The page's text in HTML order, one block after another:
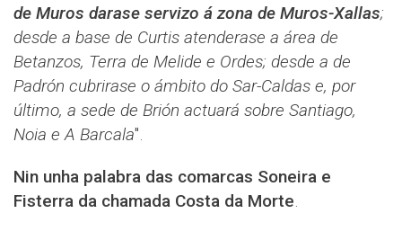
de Muros darase servizo á zona de Muros-Xallas;
desde a base de Curtis atenderase a área de
Betanzos, Terra de Melide e Ordes; desde a de
Padrón cubrirase o ámbito do Sar-Caldas e, por
último, a sede de Brión actuará sobre Santiago,
Noia e A Barcala".
Nin unha palabra das comarcas Soneira e
Fisterra da chamada Costa da Morte